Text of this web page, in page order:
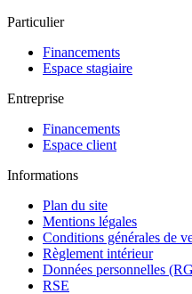
Particulier
Financements
Espace stagiaire
Entreprise
Financements
Espace client
Informations
Plan du site
Mentions légales
Conditions générales de
Règlement intérieur
Données personnelles
RSE